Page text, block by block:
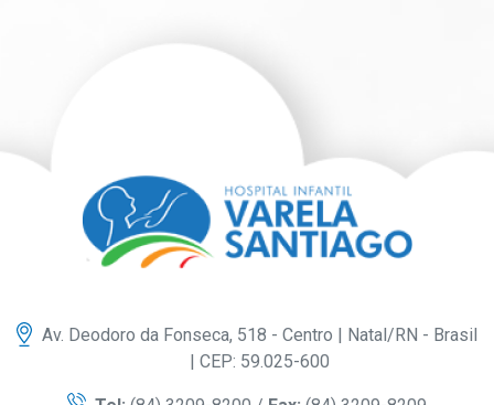
Av. Deodoro da Fonseca, 518 - Centro | Natal/RN - Brasil
| CEP: 59.025-600